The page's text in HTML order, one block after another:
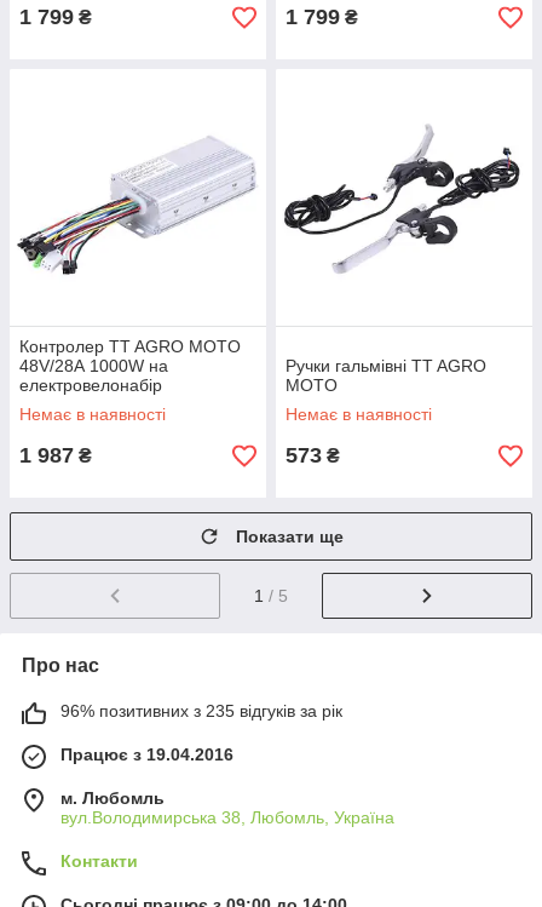
1 799 ₴ 1 799 ₴
Контролер TT AGRO MOTO
48V/28А 1000W на
електровелонабір
Немає в наявності
1 987 ₴
Ручки гальмівні TT AGRO
MOTO
Немає в наявності
573 ₴
Показати ще
1 / 5
Про нас
96% позитивних з 235 відгуків за рік
Працює з 19.04.2016
м. Любомль
вул.Володимирська 38, Любомль, Україна
Контакти